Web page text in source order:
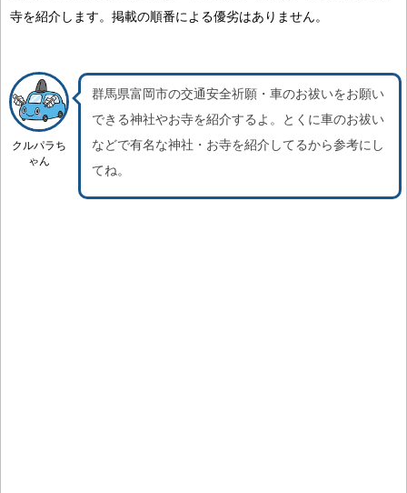
寺を紹介します。掲載の順番による優劣はありません。
クルパラち
ゃん
群馬県富岡市の交通安全祈願・車のお祓いをお願い
できる神社やお寺を紹介するよ。
とくに車のお祓い
などで有名な神社・お寺を紹介 してるから参考にし
てね。